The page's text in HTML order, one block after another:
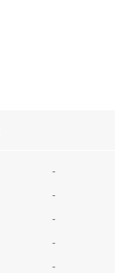
-
-
-
-
-